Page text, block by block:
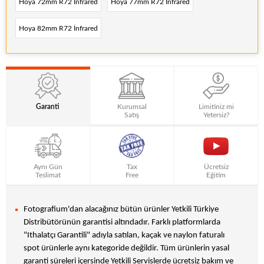
Hoya 72mm R72 İnfrared Hoya 77mm R72 İnfrared
Hoya 82mm R72 İnfrared
Garanti
Kurumsal
Satış
Limitiniz mi
Yetersiz?
Aynı Gün
Teslimat
Tax
Free
Ücretsiz
Eğitim
Fotografium'dan alacağınız bütün ürünler Yetkili Türkiye
Distribütörünün garantisi altındadır. Farklı platformlarda
"Ithalatçı Garantili" adıyla satılan, kaçak ve naylon faturalı
spot ürünlerle aynı kategoride değildir. Tüm ürünlerin yasal
garanti süreleri içersinde Yetkili Servislerde ücretsiz bakım ve